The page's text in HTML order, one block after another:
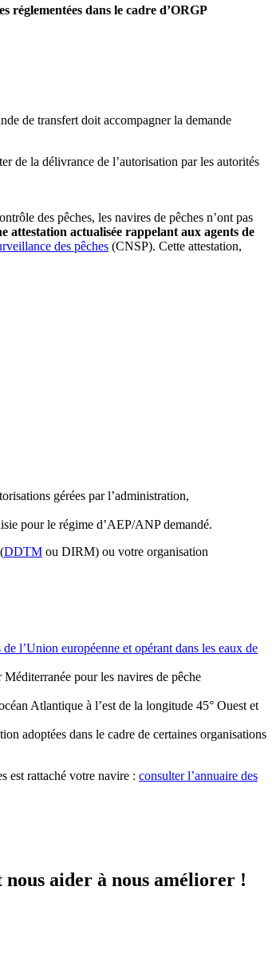
réglementées dans le cadre d’ORGP
de transfert doit accompagner la demande
de la délivrance de l’autorisation par les autorités
des pêches, les navires de pêches n’ont pas
attestation actualisée rappelant aux agents de
des pêches (CNSP). Cette attestation,
gérées par l’administration,
pour le régime d’AEP/ANP demandé.
DDTM ou DIRM) ou votre organisation
l’Union européenne et opérant dans les eaux de
pour les navires de pêche
Atlantique à l’est de la longitude 45° Ouest et
adoptées dans le cadre de certaines organisations
est rattaché votre navire : consulter l’annuaire des
nous aider à nous améliorer !